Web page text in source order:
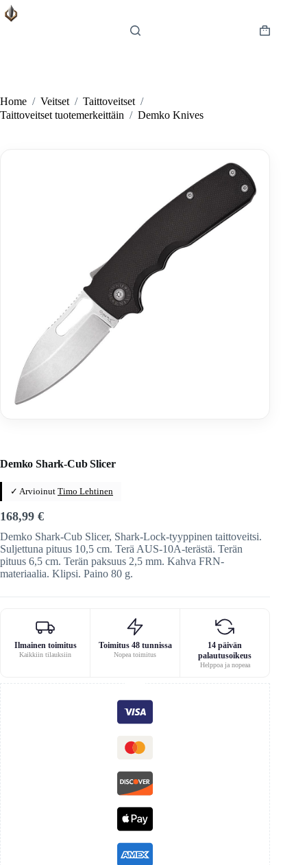
Skip
to
Shopping
Home / Veitset / Taittoveitset /
Taittoveitset tuotemerkeittäin / Demko Knives
Demko Shark-Cub Slicer
✓ Arvioinut Timo Lehtinen
168,99 €
Demko Shark-Cub Slicer, Shark-Lock-tyyppinen taittoveitsi.
Suljettuna pituus 10,5 cm. Terä AUS-10A-terästä. Terän
pituus 6,5 cm. Terän paksuus 2,5 mm. Kahva FRN-
materiaalia. Klipsi. Paino 80 g.
Ilmainen toimitus
Kaikkiin tilauksiin
Toimitus 48 tunnissa
Nopea toimitus
14 päivän
palautusoikeus
Helppoa ja nopeaa